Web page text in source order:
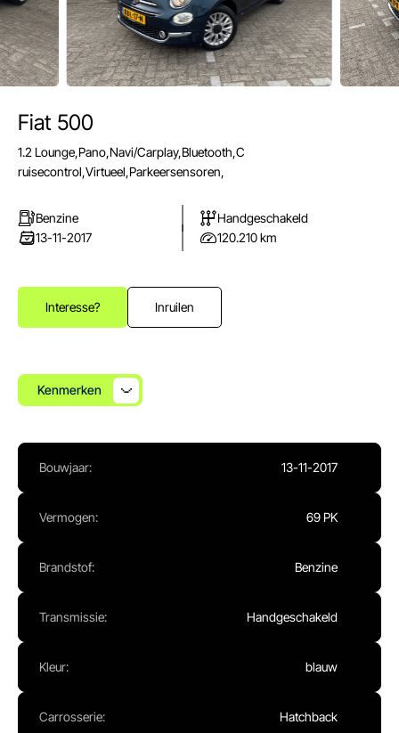
Contact
E-mail
info@autoparkuden.nl
&+31413 33 24 24
Adres
5405 BN Uden
Openingstijden verkoop
Za:
10.00 - 15.00
Gesloten
Gesloten
Zo:
Fiat 500
1.2 Lounge,Pano,Navi/Carplay,Bluetooth,C
ruisecontrol,Virtueel,Parkeersensoren,
Benzine
Handgeschakeld
13-11-2017
120.210 km
Interesse? Inruilen
Kenmerken
Bouwjaar: 13-11-2017
Vermogen: 69 PK
Brandstof: Benzine
Transmissie: Handgeschakeld
Kleur: blauw
Carrosserie: Hatchback